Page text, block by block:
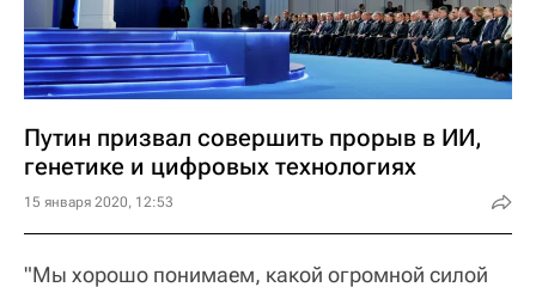
Путин призвал совершить прорыв в ИИ,
генетике и цифровых технологиях
15 января 2020, 12:53
"Мы хорошо понимаем, какой огромной силой